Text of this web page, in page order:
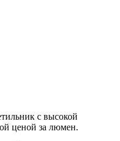
с высокой
ценой за люмен.